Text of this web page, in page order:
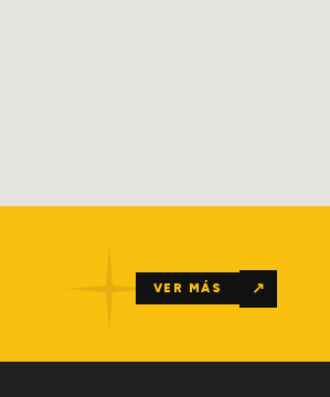
VER MÁS ↗